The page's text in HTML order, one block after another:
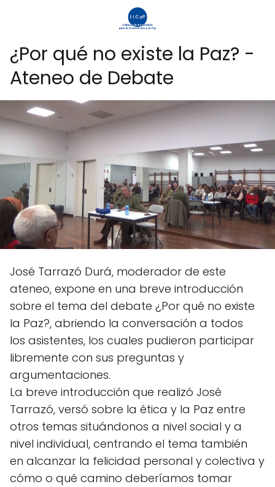
¿Por qué no existe la Paz? -
Ateneo de Debate
José Tarrazó Durá, moderador de este
ateneo, expone en una breve introducción
sobre el tema del debate ¿Por qué no existe
la Paz?, abriendo la conversación a todos
los asistentes, los cuales pudieron participar
libremente con sus preguntas y
argumentaciones.
La breve introducción que realizó José
Tarrazó, versó sobre la ética y la Paz entre
otros temas situándonos a nivel social y a
nivel individual, centrando el tema también
en alcanzar la felicidad personal y colectiva y
cómo o qué camino deberíamos tomar